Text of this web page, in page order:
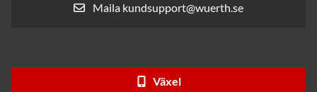
Maila kundsupport@wuerth.se
Växel